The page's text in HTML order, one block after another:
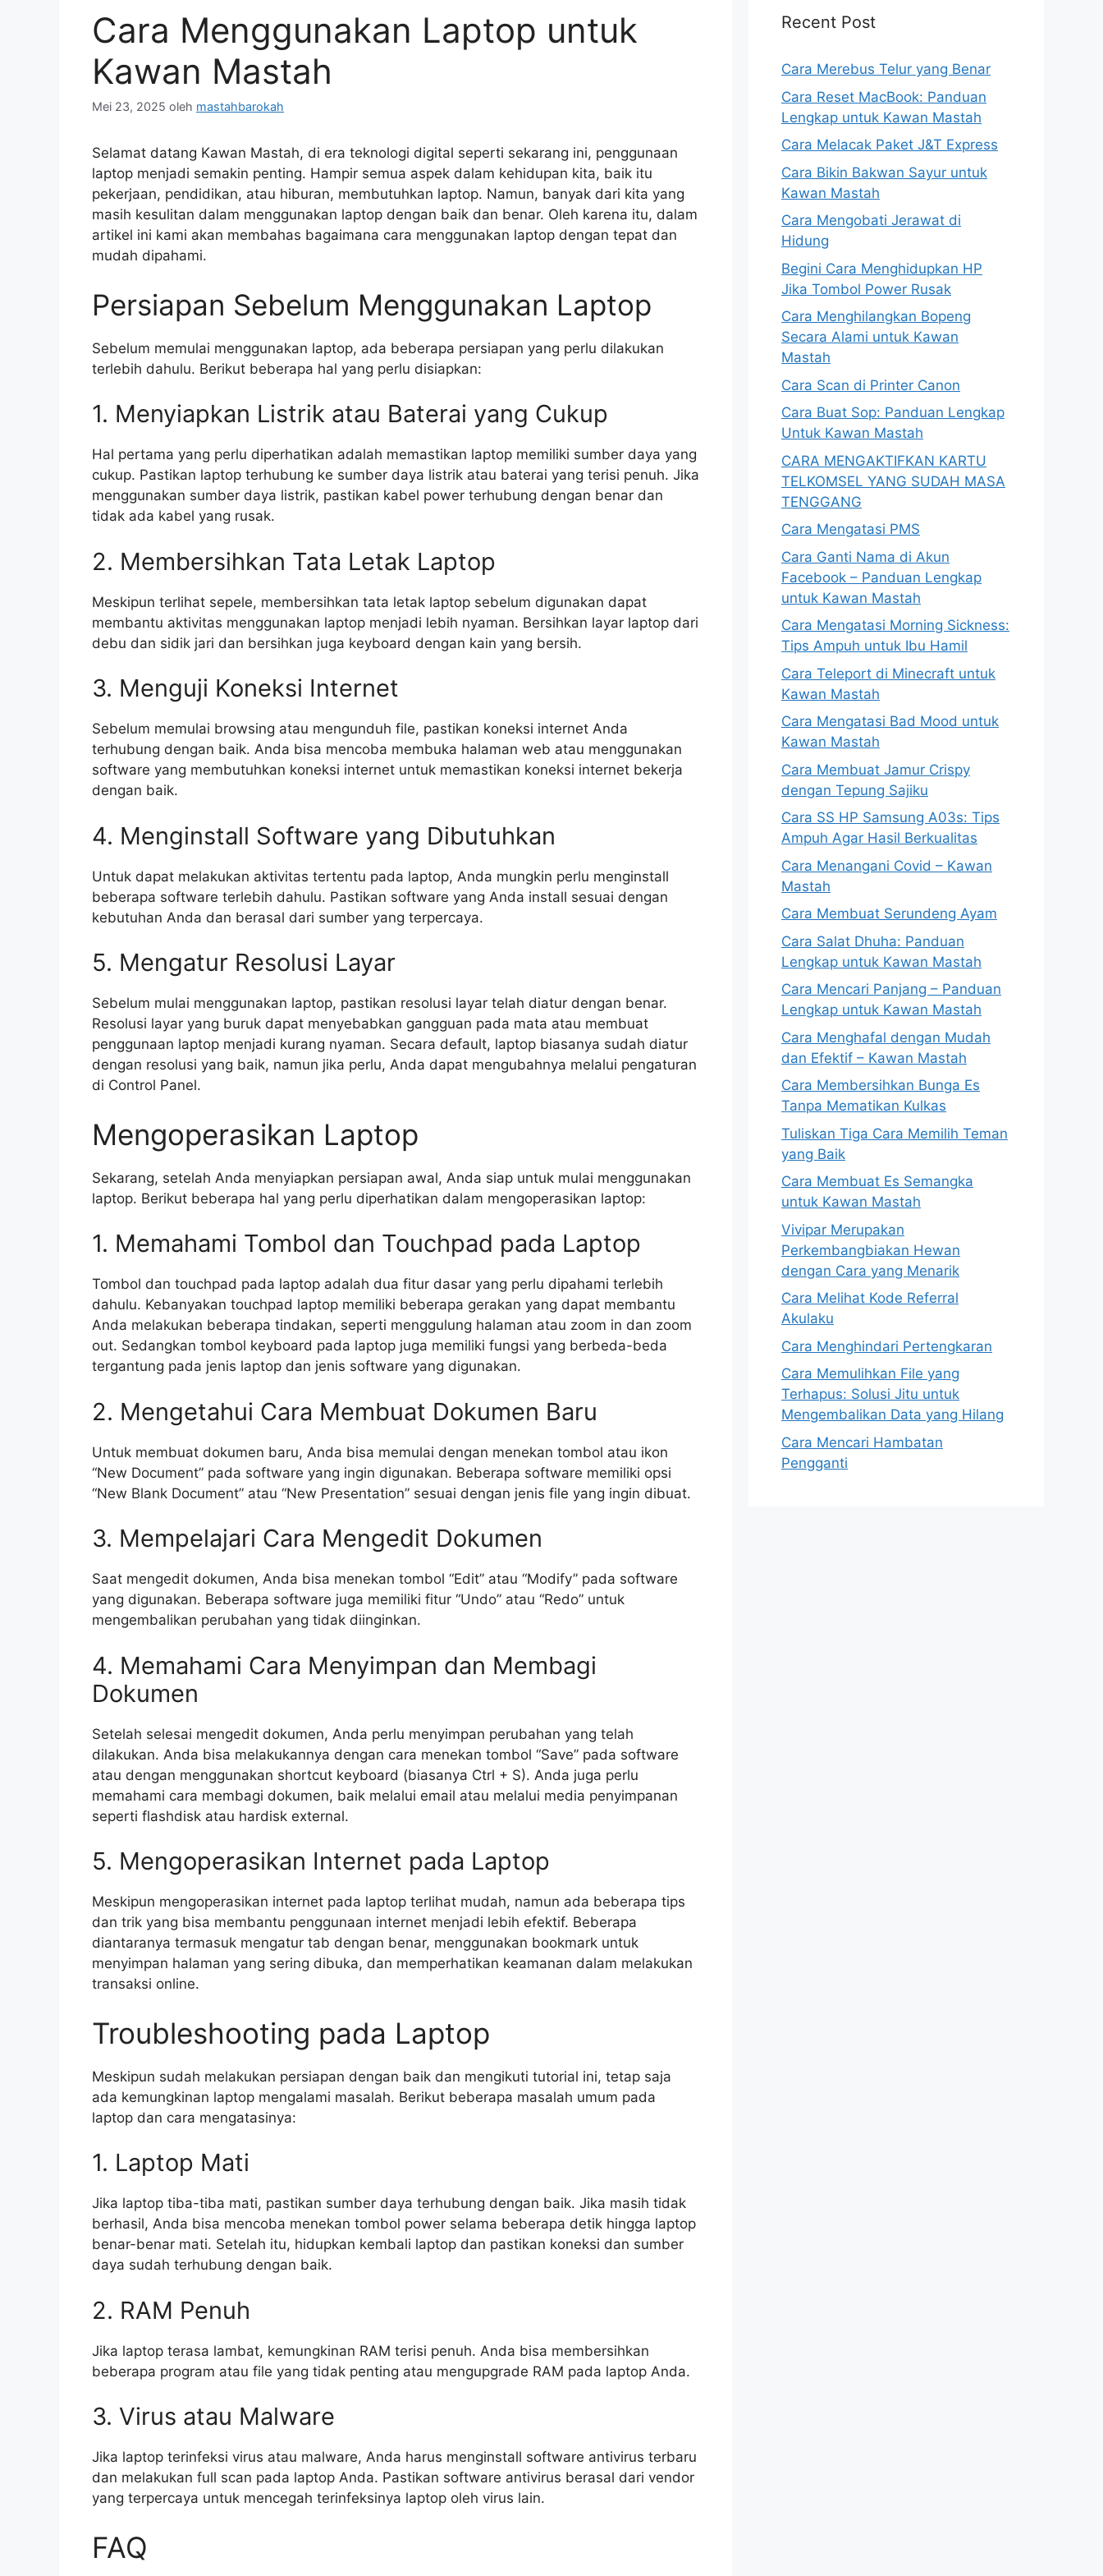
Cara Menggunakan Laptop untuk
Kawan Mastah
Mei 23, 2025 oleh mastahbarokah
Selamat datang Kawan Mastah, di era teknologi digital seperti sekarang ini, penggunaan
laptop menjadi semakin penting. Hampir semua aspek dalam kehidupan kita, baik itu
pekerjaan, pendidikan, atau hiburan, membutuhkan laptop. Namun, banyak dari kita yang
masih kesulitan dalam menggunakan laptop dengan baik dan benar. Oleh karena itu, dalam
artikel ini kami akan membahas bagaimana cara menggunakan laptop dengan tepat dan
mudah dipahami.
Persiapan Sebelum Menggunakan Laptop
Sebelum memulai menggunakan laptop, ada beberapa persiapan yang perlu dilakukan
terlebih dahulu. Berikut beberapa hal yang perlu disiapkan:
1. Menyiapkan Listrik atau Baterai yang Cukup
Hal pertama yang perlu diperhatikan adalah memastikan laptop memiliki sumber daya yang
cukup. Pastikan laptop terhubung ke sumber daya listrik atau baterai yang terisi penuh. Jika
menggunakan sumber daya listrik, pastikan kabel power terhubung dengan benar dan
tidak ada kabel yang rusak.
2. Membersihkan Tata Letak Laptop
Meskipun terlihat sepele, membersihkan tata letak laptop sebelum digunakan dapat
membantu aktivitas menggunakan laptop menjadi lebih nyaman. Bersihkan layar laptop dari
debu dan sidik jari dan bersihkan juga keyboard dengan kain yang bersih.
3. Menguji Koneksi Internet
Sebelum memulai browsing atau mengunduh file, pastikan koneksi internet Anda
terhubung dengan baik. Anda bisa mencoba membuka halaman web atau menggunakan
software yang membutuhkan koneksi internet untuk memastikan koneksi internet bekerja
dengan baik.
4. Menginstall Software yang Dibutuhkan
Untuk dapat melakukan aktivitas tertentu pada laptop, Anda mungkin perlu menginstall
beberapa software terlebih dahulu. Pastikan software yang Anda install sesuai dengan
kebutuhan Anda dan berasal dari sumber yang terpercaya.
5. Mengatur Resolusi Layar
Sebelum mulai menggunakan laptop, pastikan resolusi layar telah diatur dengan benar.
Resolusi layar yang buruk dapat menyebabkan gangguan pada mata atau membuat
penggunaan laptop menjadi kurang nyaman. Secara default, laptop biasanya sudah diatur
dengan resolusi yang baik, namun jika perlu, Anda dapat mengubahnya melalui pengaturan
di Control Panel.
Mengoperasikan Laptop
Sekarang, setelah Anda menyiapkan persiapan awal, Anda siap untuk mulai menggunakan
laptop. Berikut beberapa hal yang perlu diperhatikan dalam mengoperasikan laptop:
1. Memahami Tombol dan Touchpad pada Laptop
Tombol dan touchpad pada laptop adalah dua fitur dasar yang perlu dipahami terlebih
dahulu. Kebanyakan touchpad laptop memiliki beberapa gerakan yang dapat membantu
Anda melakukan beberapa tindakan, seperti menggulung halaman atau zoom in dan zoom
out. Sedangkan tombol keyboard pada laptop juga memiliki fungsi yang berbeda-beda
tergantung pada jenis laptop dan jenis software yang digunakan.
2. Mengetahui Cara Membuat Dokumen Baru
Untuk membuat dokumen baru, Anda bisa memulai dengan menekan tombol atau ikon
“New Document” pada software yang ingin digunakan. Beberapa software memiliki opsi
“New Blank Document” atau “New Presentation” sesuai dengan jenis file yang ingin dibuat.
3. Mempelajari Cara Mengedit Dokumen
Saat mengedit dokumen, Anda bisa menekan tombol “Edit” atau “Modify” pada software
yang digunakan. Beberapa software juga memiliki fitur “Undo” atau “Redo” untuk
mengembalikan perubahan yang tidak diinginkan.
4. Memahami Cara Menyimpan dan Membagi
Dokumen
Setelah selesai mengedit dokumen, Anda perlu menyimpan perubahan yang telah
dilakukan. Anda bisa melakukannya dengan cara menekan tombol “Save” pada software
atau dengan menggunakan shortcut keyboard (biasanya Ctrl + S). Anda juga perlu
memahami cara membagi dokumen, baik melalui email atau melalui media penyimpanan
seperti flashdisk atau hardisk external.
5. Mengoperasikan Internet pada Laptop
Meskipun mengoperasikan internet pada laptop terlihat mudah, namun ada beberapa tips
dan trik yang bisa membantu penggunaan internet menjadi lebih efektif. Beberapa
diantaranya termasuk mengatur tab dengan benar, menggunakan bookmark untuk
menyimpan halaman yang sering dibuka, dan memperhatikan keamanan dalam melakukan
transaksi online.
Troubleshooting pada Laptop
Meskipun sudah melakukan persiapan dengan baik dan mengikuti tutorial ini, tetap saja
ada kemungkinan laptop mengalami masalah. Berikut beberapa masalah umum pada
laptop dan cara mengatasinya:
1. Laptop Mati
Jika laptop tiba-tiba mati, pastikan sumber daya terhubung dengan baik. Jika masih tidak
berhasil, Anda bisa mencoba menekan tombol power selama beberapa detik hingga laptop
benar-benar mati. Setelah itu, hidupkan kembali laptop dan pastikan koneksi dan sumber
daya sudah terhubung dengan baik.
2. RAM Penuh
Jika laptop terasa lambat, kemungkinan RAM terisi penuh. Anda bisa membersihkan
beberapa program atau file yang tidak penting atau mengupgrade RAM pada laptop Anda.
3. Virus atau Malware
Jika laptop terinfeksi virus atau malware, Anda harus menginstall software antivirus terbaru
dan melakukan full scan pada laptop Anda. Pastikan software antivirus berasal dari vendor
yang terpercaya untuk mencegah terinfeksinya laptop oleh virus lain.
FAQ
Recent Post
Cara Merebus Telur yang Benar
Cara Reset MacBook: Panduan
Lengkap untuk Kawan Mastah
Cara Melacak Paket J&T Express
Cara Bikin Bakwan Sayur untuk
Kawan Mastah
Cara Mengobati Jerawat di
Hidung
Begini Cara Menghidupkan HP
Jika Tombol Power Rusak
Cara Menghilangkan Bopeng
Secara Alami untuk Kawan
Mastah
Cara Scan di Printer Canon
Cara Buat Sop: Panduan Lengkap
Untuk Kawan Mastah
CARA MENGAKTIFKAN KARTU
TELKOMSEL YANG SUDAH MASA
TENGGANG
Cara Mengatasi PMS
Cara Ganti Nama di Akun
Facebook – Panduan Lengkap
untuk Kawan Mastah
Cara Mengatasi Morning Sickness:
Tips Ampuh untuk Ibu Hamil
Cara Teleport di Minecraft untuk
Kawan Mastah
Cara Mengatasi Bad Mood untuk
Kawan Mastah
Cara Membuat Jamur Crispy
dengan Tepung Sajiku
Cara SS HP Samsung A03s: Tips
Ampuh Agar Hasil Berkualitas
Cara Menangani Covid – Kawan
Mastah
Cara Membuat Serundeng Ayam
Cara Salat Dhuha: Panduan
Lengkap untuk Kawan Mastah
Cara Mencari Panjang – Panduan
Lengkap untuk Kawan Mastah
Cara Menghafal dengan Mudah
dan Efektif – Kawan Mastah
Cara Membersihkan Bunga Es
Tanpa Mematikan Kulkas
Tuliskan Tiga Cara Memilih Teman
yang Baik
Cara Membuat Es Semangka
untuk Kawan Mastah
Vivipar Merupakan
Perkembangbiakan Hewan
dengan Cara yang Menarik
Cara Melihat Kode Referral
Akulaku
Cara Menghindari Pertengkaran
Cara Memulihkan File yang
Terhapus: Solusi Jitu untuk
Mengembalikan Data yang Hilang
Cara Mencari Hambatan
Pengganti